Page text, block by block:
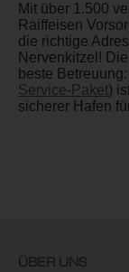
Mit über 1.500
Raiffeisen
die richtige
Nervenkitzel!
beste
Service-Paket)
sicherer Hafen
ÜBER UNS